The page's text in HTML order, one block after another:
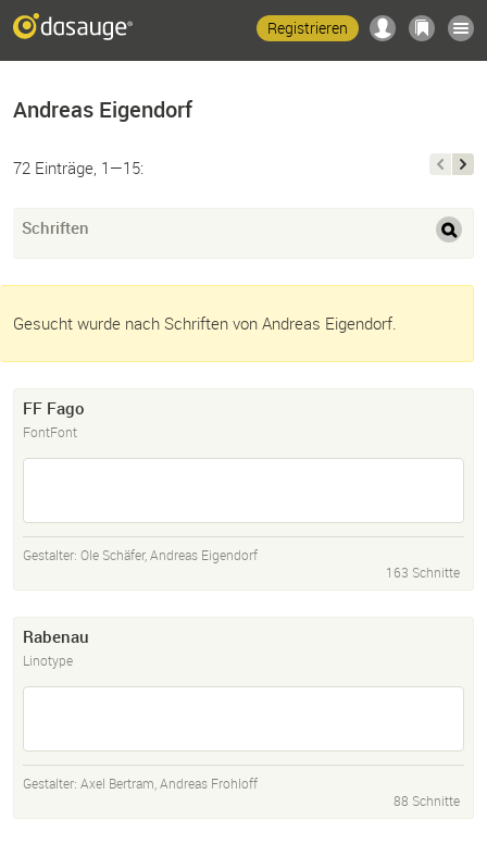
Registrieren
Andreas Eigendorf
72 Einträge, 1—15:
Schriften
Gesucht wurde nach Schriften von Andreas Eigendorf.
FF Fago
FontFont
Gestalter: Ole Schäfer,Andreas Eigendorf
163 Schnitte
Rabenau
Linotype
Gestalter: Axel Bertram,Andreas Frohloff
88 Schnitte